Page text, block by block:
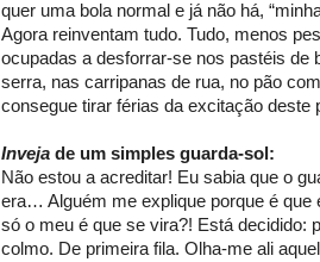
quer uma bola normal e já não há,
Agora reinventam tudo. Tudo, menos
ocupadas a desforrar-se nos pastéis de
serra, nas carripanas de rua, no pão
consegue tirar férias da excitação
Inveja de um simples guarda-sol:
Não estou a acreditar! Eu sabia que o
era… Alguém me explique porque é que
só o meu é que se vira?! Está decidido:
colmo. De primeira fila. Olha-me ali